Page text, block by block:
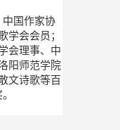
国作家协
学会会员；
会理事、中
阳师范学院
文诗歌等百